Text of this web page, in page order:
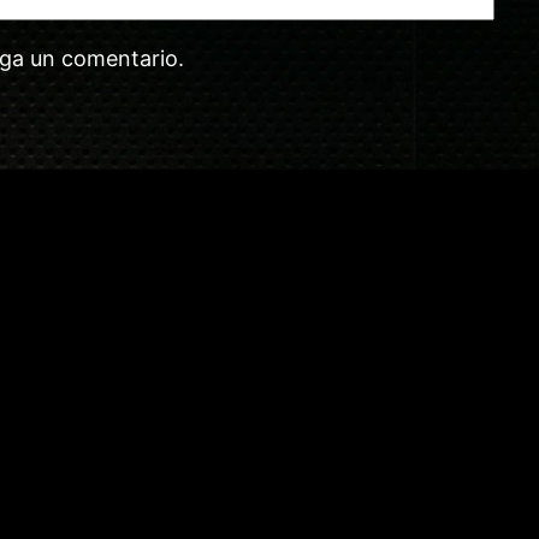
un comentario.